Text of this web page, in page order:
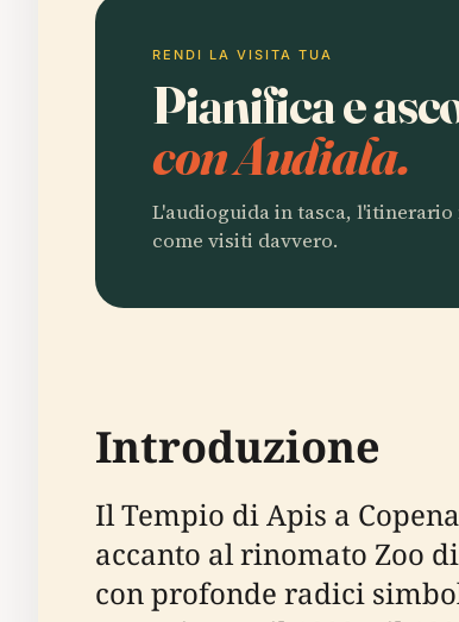
RENDI LA VISITA TUA
Pianifica e
con Audiala.
L'audioguida in tasca, l'itinerario
come visiti davvero.
Introduzione
Il Tempio di Apis a
accanto al rinomato Zoo
con profonde radici